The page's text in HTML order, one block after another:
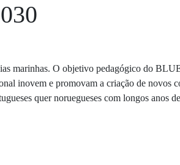
marinhas. O objetivo pedagógico do
inovem e promovam a criação de novos
quer noruegueses com longos anos